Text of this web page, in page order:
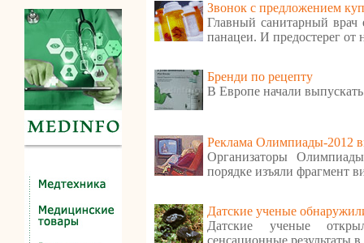
Звонок с предложением
Главный санитарный врач
панацеи. И предостерег
Бренди по рецепту
В Европе начали
Реклама Олимпиады-2012
Организаторы
порядке изъяли фрагмент
Датские ученые
Датские ученые